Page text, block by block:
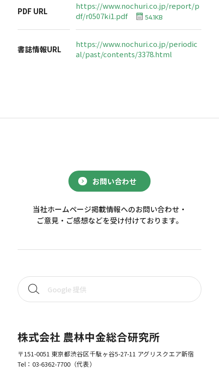
PDF URL
https://www.nochuri.co.jp/report/p
df/r0507ki1.pdf
54.1KB
書誌情報URL
https://www.nochuri.co.jp/periodic
al/past/contents/3378.html
お問い合わせ
当社ホームページ掲載情報へのお問い合わせ・
ご意見・ご感想などを受け付けております。
株式会社 農林中金総合研究所
〒151-0051 東京都渋谷区千駄ヶ谷5-27-11 アグリスクエア新宿
Tel： 03-6362-7700（代表）